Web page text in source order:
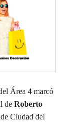
Área 4 marcó
de Roberto
Ciudad del